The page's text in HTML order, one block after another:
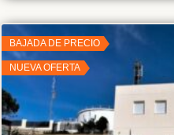
BAJADA DE PRECIO
NUEVA OFERTA